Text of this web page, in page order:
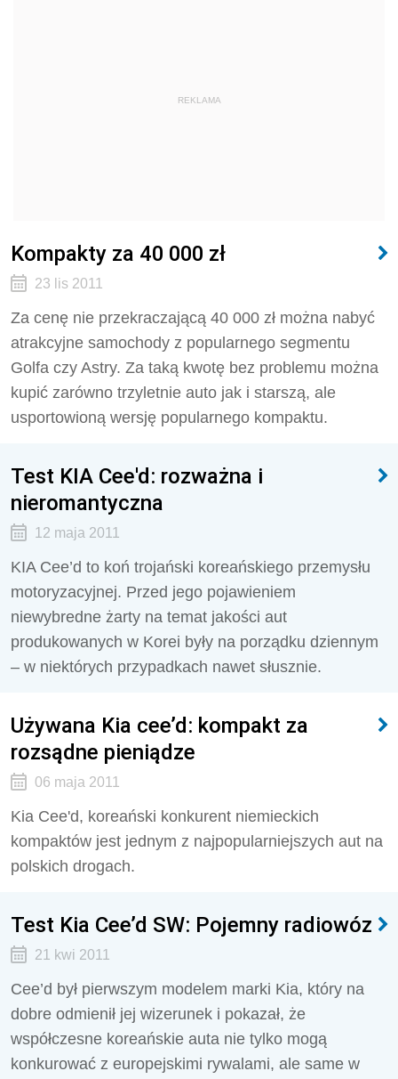
REKLAMA
Kompakty za 40 000 zł
23 lis 2011
Za cenę nie przekraczającą 40 000 zł można nabyć
atrakcyjne samochody z popularnego segmentu
Golfa czy Astry. Za taką kwotę bez problemu można
kupić zarówno trzyletnie auto jak i starszą, ale
usportowioną wersję popularnego kompaktu.
Test KIA Cee'd: rozważna i
nieromantyczna
12 maja 2011
KIA Cee’d to koń trojański koreańskiego przemysłu
motoryzacyjnej. Przed jego pojawieniem
niewybredne żarty na temat jakości aut
produkowanych w Korei były na porządku dziennym
– w niektórych przypadkach nawet słusznie.
Używana Kia cee’d: kompakt za
rozsądne pieniądze
06 maja 2011
Kia Cee'd, koreański konkurent niemieckich
kompaktów jest jednym z najpopularniejszych aut na
polskich drogach.
Test Kia Cee’d SW: Pojemny radiowóz
21 kwi 2011
Cee’d był pierwszym modelem marki Kia, który na
dobre odmienił jej wizerunek i pokazał, że
współczesne koreańskie auta nie tylko mogą
konkurować z europejskimi rywalami, ale same w